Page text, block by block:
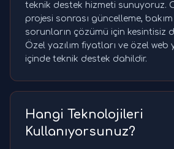
teknik destek hizmeti sunuyoruz.
projesi sonrası güncelleme,
sorunların çözümü için kesintisiz
Özel yazılım fiyatları ve özel web
içinde teknik destek dahildir.
Hangi Teknolojileri
Kullanıyorsunuz?